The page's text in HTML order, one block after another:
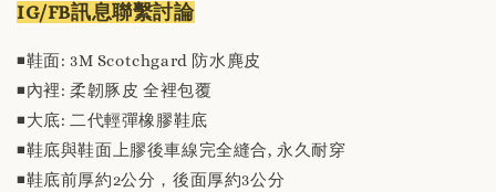
IG/FB訊息聯繫討論
◾️鞋面: 3M Scotchgard 防水麂皮
◾️內裡: 柔韌豚皮 全裡包覆
◾️大底: 二代輕彈橡膠鞋底
◾️鞋底與鞋面上膠後車線完全縫合, 永久耐穿
◾️鞋底前厚約2公分，後面厚約3公分